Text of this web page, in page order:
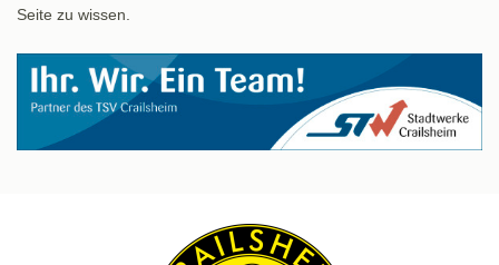
Seite zu wissen.